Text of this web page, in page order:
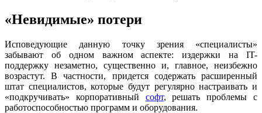
«Невидимые» потери
Исповедующие данную точку зрения «специалисты»
забывают об одном важном аспекте: издержки на IT-
поддержку незаметно, существенно и, главное, неизбежно
возрастут. В частности, придется содержать расширенный
штат специалистов, которые будут регулярно настраивать и
«подкручивать» корпоративный софт, решать проблемы с
работоспособностью программ и оборудования.